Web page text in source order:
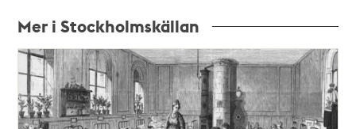
Mer i Stockholmskällan
Relaterade
poster
och
teman